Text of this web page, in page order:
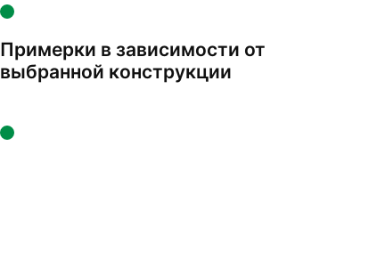
Примерки в зависимости от
выбранной конструкции